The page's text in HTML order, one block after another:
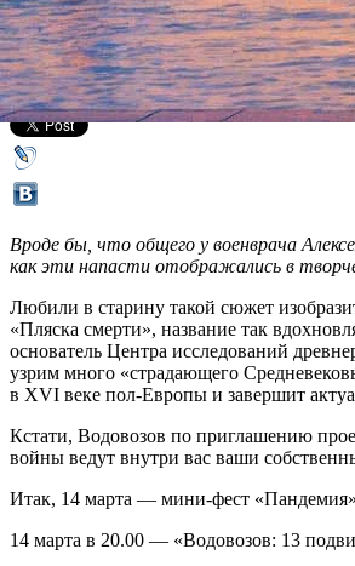
14 марта 2020, суббота-15 марта 2020,
Версия для печати
Все лекции
Вроде бы, что общего у военврача
как эти напасти отображались в
Любили в старину такой сюжет
«Пляска смерти», название так
основатель Центра исследований
узрим много «страдающего
в XVI веке пол-Европы и завершит
Кстати, Водовозов по приглашению
войны ведут внутри вас ваши
Итак, 14 марта — мини-фест «Пандемия»
14 марта в 20.00 — «Водовозов: 13